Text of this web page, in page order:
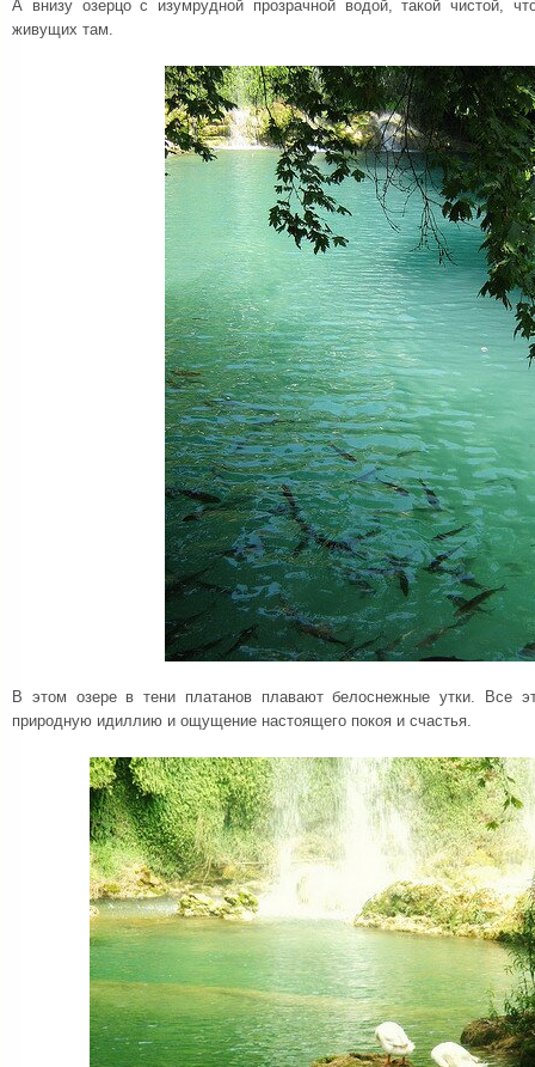
А внизу озерцо с изумрудной прозрачной водой, такой чистой,
живущих там.
В этом озере в тени платанов плавают белоснежные утки. Все
природную идиллию и ощущение настоящего покоя и счастья.